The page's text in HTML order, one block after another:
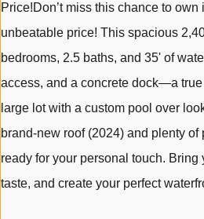
Price!Don’t miss this chance to
unbeatable price! This spacious
bedrooms, 2.5 baths, and 35' of
access, and a concrete dock—a true
large lot with a custom pool over
brand-new roof (2024) and plenty
ready for your personal touch.
taste, and create your perfect